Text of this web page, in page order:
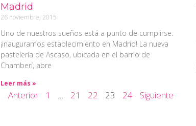
Madrid
26 noviembre, 2015
Uno de nuestros sueños está a punto de cumplirse:
¡inauguramos establecimiento en Madrid! La nueva
pastelería de Ascaso, ubicada en el barrio de
Chamberí, abre
Leer más »
Anterior 1 21 22 23 24 Siguiente